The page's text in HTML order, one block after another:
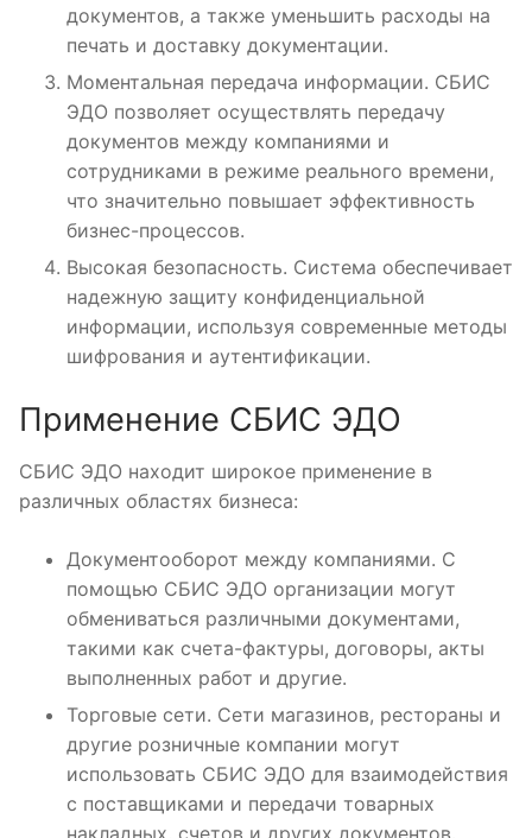
документов, а также уменьшить расходы на
печать и доставку документации.
Моментальная передача информации. СБИС
ЭДО позволяет осуществлять передачу
документов между компаниями и
сотрудниками в режиме реального времени,
что значительно повышает эффективность
бизнес-процессов.
Высокая безопасность. Система обеспечивает
надежную защиту конфиденциальной
информации, используя современные методы
шифрования и аутентификации.
Применение СБИС ЭДО
СБИС ЭДО находит широкое применение в
различных областях бизнеса:
Документооборот между компаниями. С
помощью СБИС ЭДО организации могут
обмениваться различными документами,
такими как счета-фактуры, договоры, акты
выполненных работ и другие.
Торговые сети. Сети магазинов, рестораны и
другие розничные компании могут
использовать СБИС ЭДО для взаимодействия
с поставщиками и передачи товарных
накладных, счетов и других документов.